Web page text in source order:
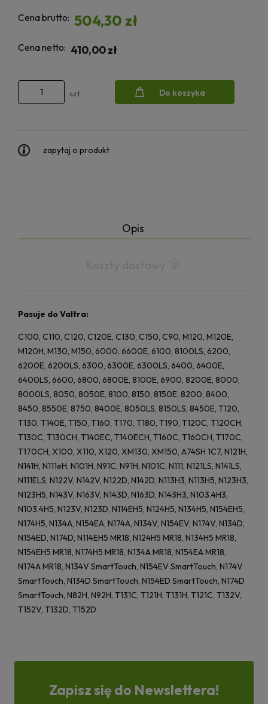
Cena brutto: 504,30 zł
Cena netto: 410,00 zł
szt. Do koszyka
zapytaj o produkt
Opis
Pasuje do Valtra:
C100, C110, C120, C120E, C130, C150, C90, M120, M120E,
M120H, M130, M150, 6000, 6600E, 6100, 8100LS, 6200,
6200E, 6200LS, 6300, 6300E, 6300LS, 6400, 6400E,
6400LS, 6600, 6800, 6800E, 8100E, 6900, 8200E, 8000,
8000LS, 8050, 8050E, 8100, 8150, 8150E, 8200, 8400,
8450, 8550E, 8750, 8400E, 8050LS, 8150LS, 8450E, T120,
T130, T140E, T150, T160, T170, T180, T190, T120C, T120CH,
T130C, T130CH, T140EC, T140ECH, T160C, T160CH, T170C,
T170CH, X100, X110, X120, XM130, XM150, A74SH 1C7, N121H,
N141H, N111eH, N101H, N91C, N91H, N101C, N111, N121LS, N141LS,
N111ELS, N122V, N142V, N122D, N142D, N113H3, N113H5, N123H3,
N123H5, N143V, N163V, N143D, N163D, N143H3, N103.4H3,
N103.4H5, N123V, N123D, N114EH5, N124H5, N134H5, N154EH5,
N174H5, N134A, N154EA, N174A, N134V, N154EV, N174V, N134D,
N154ED, N174D, N114EH5 MR18, N124H5 MR18, N134H5 MR18,
N154EH5 MR18, N174H5 MR18, N134A MR18, N154EA MR18,
N174A MR18, N134V SmartTouch, N154EV SmartTouch, N174V
SmartTouch, N134D SmartTouch, N154ED SmartTouch, N174D
SmartTouch, N82H, N92H, T131C, T121H, T131H, T121C, T132V,
T152V, T132D, T152D
Zapisz się do Newslettera!